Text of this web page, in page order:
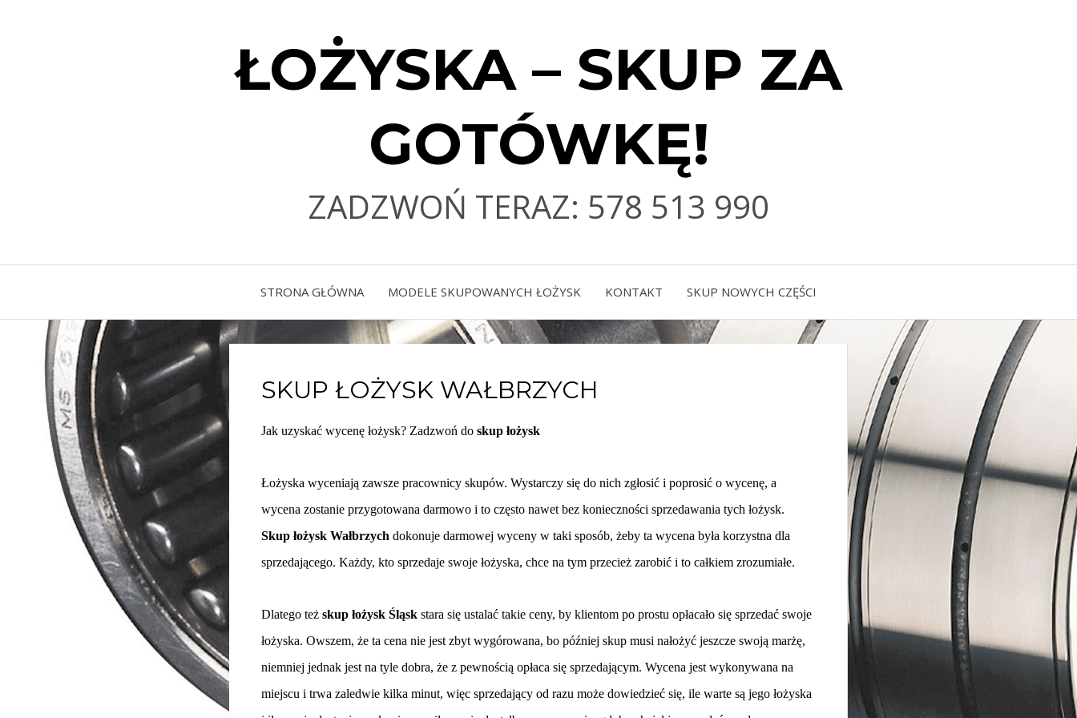
ŁOŻYSKA – SKUP ZA
GOTÓWKĘ!
ZADZWOŃ TERAZ: 578 513 990
STRONA GŁÓWNA MODELE SKUPOWANYCH ŁOŻYSK KONTAKT SKUP NOWYCH CZĘŚCI
SKUP ŁOŻYSK WAŁBRZYCH
Jak uzyskać wycenę łożysk? Zadzwoń do skup łożysk
Łożyska wyceniają zawsze pracownicy skupów. Wystarczy się do nich zgłosić i poprosić o wycenę, a
wycena zostanie przygotowana darmowo i to często nawet bez konieczności sprzedawania tych łożysk.
Skup łożysk Wałbrzych dokonuje darmowej wyceny w taki sposób, żeby ta wycena była korzystna dla
sprzedającego. Każdy, kto sprzedaje swoje łożyska, chce na tym przecież zarobić i to całkiem zrozumiałe.
Dlatego też skup łożysk Śląsk stara się ustalać takie ceny, by klientom po prostu opłacało się sprzedać swoje
łożyska. Owszem, że ta cena nie jest zbyt wygórowana, bo później skup musi nałożyć jeszcze swoją marżę,
niemniej jednak jest na tyle dobra, że z pewnością opłaca się sprzedającym. Wycena jest wykonywana na
miejscu i trwa zaledwie kilka minut, więc sprzedający od razu może dowiedzieć się, ile warte są jego łożyska